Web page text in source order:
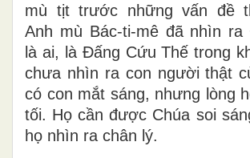
mù tịt trước những vấn đề
Anh mù Bác-ti-mê đã nhìn ra
là ai, là Đấng Cứu Thế trong
chưa nhìn ra con người thật
có con mắt sáng, nhưng lòng
tối. Họ cần được Chúa soi
họ nhìn ra chân lý.